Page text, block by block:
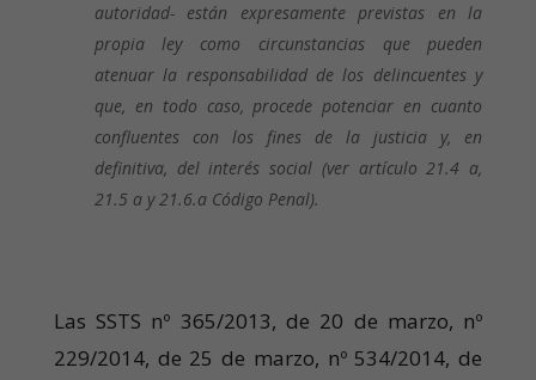
autoridad- están expresamente previstas en la
propia ley como circunstancias que pueden
atenuar la responsabilidad de los delincuentes y
que, en todo caso, procede potenciar en cuanto
confluentes con los fines de la justicia y, en
definitiva, del interés social (ver artículo 21.4 a,
21.5 a y 21.6.a Código Penal).
Las SSTS nº 365/2013, de 20 de marzo, nº
229/2014, de 25 de marzo, nº 534/2014, de